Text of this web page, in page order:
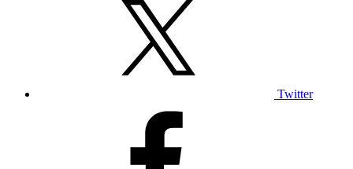
Twitter